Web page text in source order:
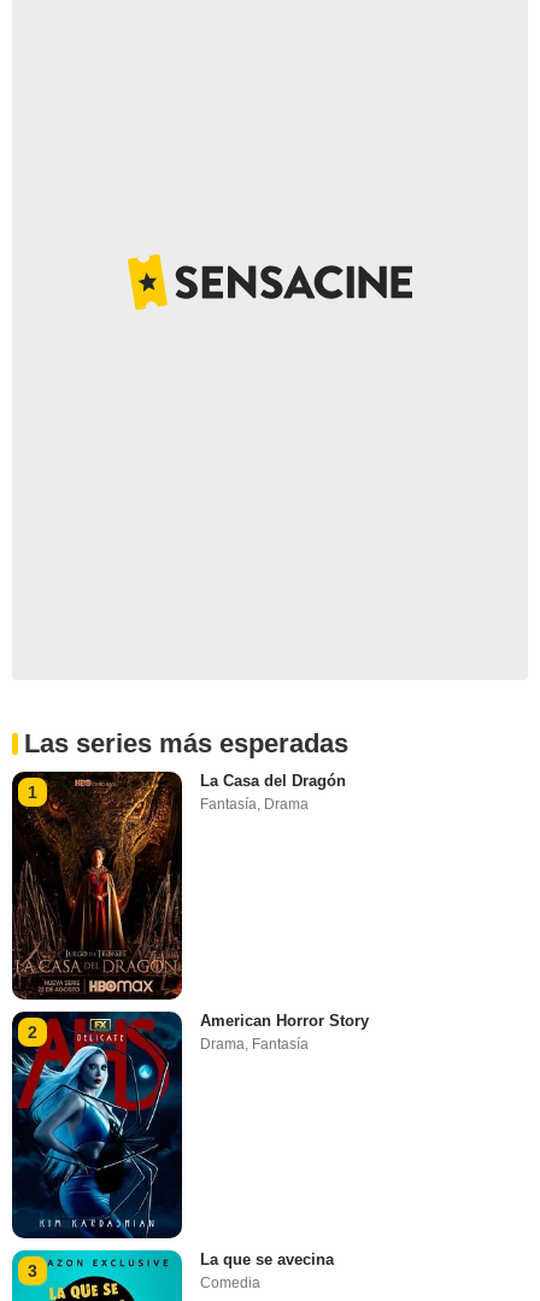
Las series más esperadas
1
La Casa del Dragón
Fantasía, Drama
2
American Horror Story
Drama Fantasía
3
La que se avecina
Comedia